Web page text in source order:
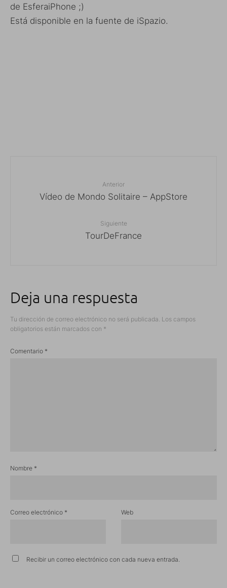
de EsferaiPhone ;)
Está disponible en la fuente de iSpazio.
Anterior
Vídeo de Mondo Solitaire – AppStore
Siguiente
TourDeFrance
Deja una respuesta
Tu dirección de correo electrónico no será publicada. Los campos
obligatorios están marcados con *
Comentario *
Nombre *
Correo electrónico * Web
Recibir un correo electrónico con cada nueva entrada.